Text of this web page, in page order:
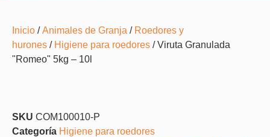
Inicio /Animales de Granja / Roedores y
hurones / Higiene para roedores / Viruta Granulada
"Romeo" 5kg – 10l
SKU COM100010-P
Categoría Higiene para roedores